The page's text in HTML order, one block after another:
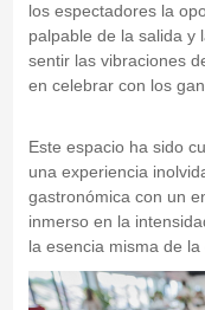
los espectadores la
palpable de la salida y
sentir las vibraciones
en celebrar con los
Este espacio ha sido
una experiencia
gastronómica con un
inmerso en la
la esencia misma de la